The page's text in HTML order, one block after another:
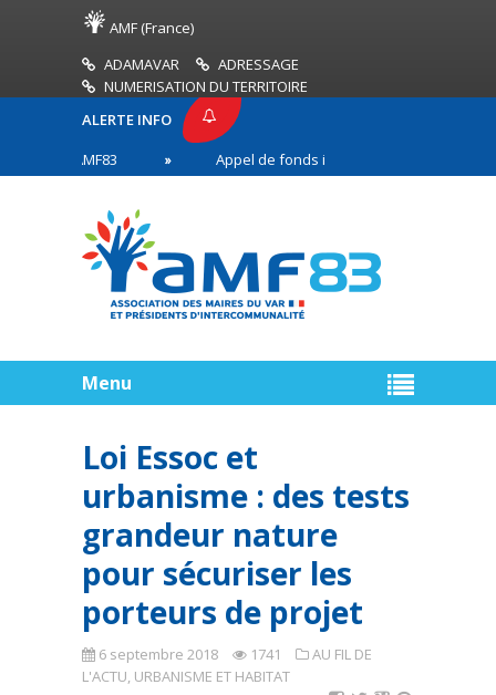
AMF (France)
ADAMAVAR
ADRESSAGE
NUMERISATION DU TERRITOIRE
ALERTE INFO
Appel de fonds incendies de forêt
en première ligne
Menu
Loi Essoc et
urbanisme : des tests
grandeur nature
pour sécuriser les
porteurs de projet
6 septembre 2018 1741
AU FIL DE
L'ACTU, URBANISME ET HABITAT